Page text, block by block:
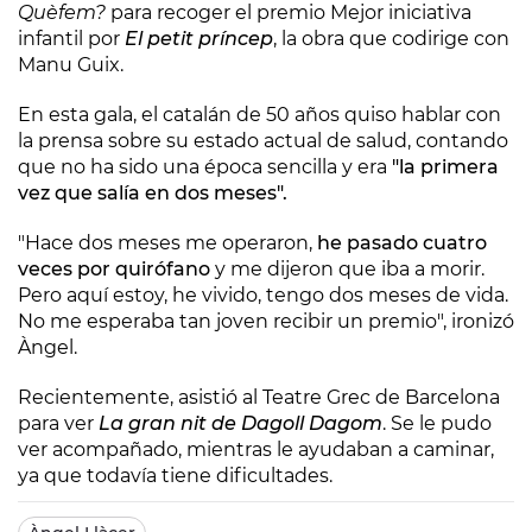
Quèfem? para recoger el premio Mejor iniciativa
infantil por El petit príncep, la obra que codirige con
Manu Guix.
En esta gala, el catalán de 50 años quiso hablar con
la prensa sobre su estado actual de salud, contando
que no ha sido una época sencilla y era "la primera
vez que salía en dos meses".
"Hace dos meses me operaron, he pasado cuatro
veces por quirófano y me dijeron que iba a morir.
Pero aquí estoy, he vivido, tengo dos meses de vida.
No me esperaba tan joven recibir un premio", ironizó
Àngel.
Recientemente, asistió al Teatre Grec de Barcelona
para ver La gran nit de Dagoll Dagom. Se le pudo
ver acompañado, mientras le ayudaban a caminar,
ya que todavía tiene dificultades.